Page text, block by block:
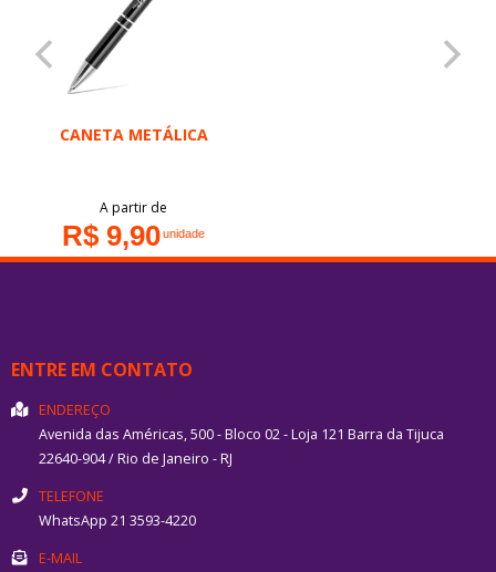
CANETA METÁLICA
A partir de
R$ 9,90unidade
ENTRE EM CONTATO
ENDEREÇO
Avenida das Américas, 500 - Bloco 02 - Loja 121 Barra da Tijuca
22640-904/Rio de Janeiro - RJ
TELEFONE
WhatsApp 21 3593-4220
E-MAIL